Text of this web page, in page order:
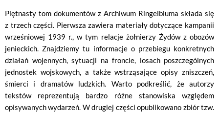
Piętnasty tom dokumentów z Archiwum Ringelbluma składa się
z trzech części. Pierwsza zawiera materiały dotyczące kampanii
wrześniowej 1939 r., w tym relacje żołnierzy Żydów z obozów
jenieckich. Znajdziemy tu informacje o przebiegu konkretnych
działań wojennych, sytuacji na froncie, losach poszczególnych
jednostek wojskowych, a także wstrząsające opisy zniszczeń,
śmierci i dramatów ludzkich. Warto podkreślić, że autorzy
tekstów reprezentują bardzo różne stanowiska względem
opisywanych wydarzeń. W drugiej części opublikowano zbiór tzw.